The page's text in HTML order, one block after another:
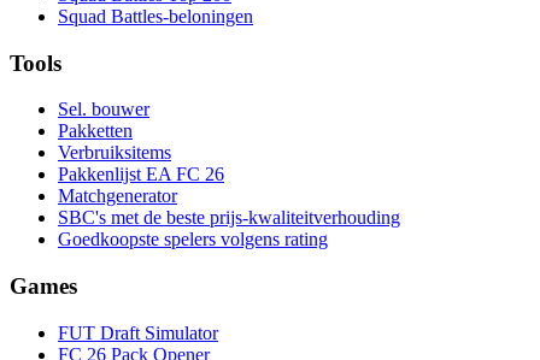
Squad Battles-beloningen
Tools
Sel. bouwer
Pakketten
Verbruiksitems
Pakkenlijst EA FC 26
Matchgenerator
SBC's met de beste prijs-kwaliteitverhouding
Goedkoopste spelers volgens rating
Games
FUT Draft Simulator
FC 26 Pack Opener